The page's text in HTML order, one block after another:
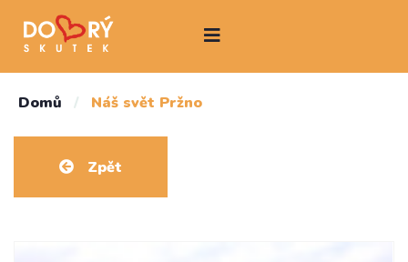
Domů / Náš svět Pržno
Zpět